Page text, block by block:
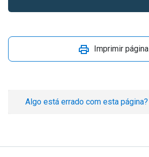
Imprimir página
Algo está errado com esta página?